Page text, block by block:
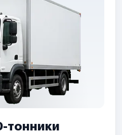
тонники